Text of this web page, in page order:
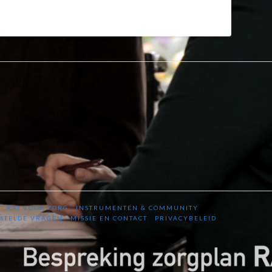
RAI VOOR ZORG
INSTRUMENTEN & COMMUNITY
VRAGEN MISSIE EN CONTACT PRIVACYBELEID